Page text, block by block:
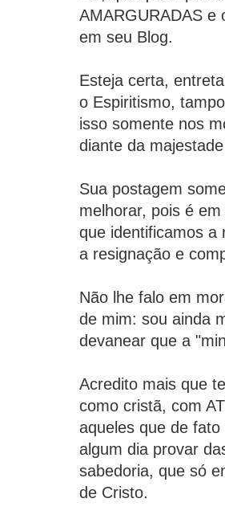
AMARGURADAS e
em seu Blog.
Esteja certa,
o Espiritismo,
isso somente nos
diante da
Sua postagem
melhorar, pois é
que identificamos a
a resignação e
Não lhe falo em
de mim: sou ainda
devanear que a
Acredito mais que
como cristã, com
aqueles que de
algum dia provar
sabedoria, que só
de Cristo.